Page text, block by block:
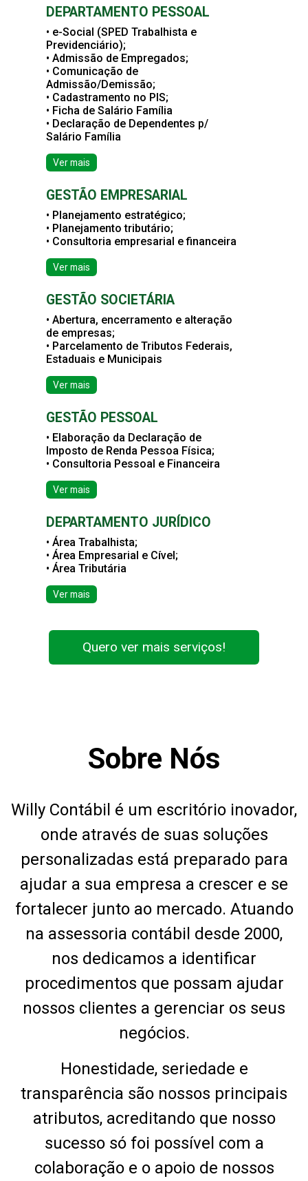
DEPARTAMENTO PESSOAL
• e-Social (SPED Trabalhista e
Previdenciário);
• Admissão de Empregados;
• Comunicação de
Admissão/Demissão;
• Cadastramento no PIS;
• Ficha de Salário Família
• Declaração de Dependentes p/
Salário Família
Ver mais
GESTÃO EMPRESARIAL
• Planejamento estratégico;
• Planejamento tributário;
• Consultoria empresarial e financeira
Ver mais
GESTÃO SOCIETÁRIA
• Abertura, encerramento e alteração
de empresas;
• Parcelamento de Tributos Federais,
Estaduais e Municipais
Ver mais
GESTÃO PESSOAL
• Elaboração da Declaração de
Imposto de Renda Pessoa Física;
• Consultoria Pessoal e Financeira
Ver mais
DEPARTAMENTO JURÍDICO
• Área Trabalhista;
• Área Empresarial e Cível;
• Área Tributária
Ver mais
Quero ver mais serviços!
Sobre Nós
Willy Contábil é um escritório inovador,
onde através de suas soluções
personalizadas está preparado para
ajudar a sua empresa a crescer e se
fortalecer junto ao mercado. Atuando
na assessoria contábil desde 2000,
nos dedicamos a identificar
procedimentos que possam ajudar
nossos clientes a gerenciar os seus
negócios.
Honestidade, seriedade e
transparência são nossos principais
atributos, acreditando que nosso
sucesso só foi possível com a
colaboração e o apoio de nossos